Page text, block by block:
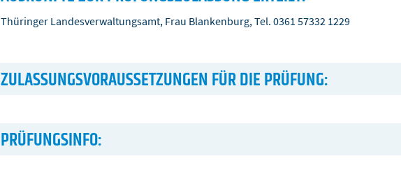
Thüringer Landesverwaltungsamt, Frau Blankenburg, Tel. 0361 57332 1229
ZULASSUNGSVORAUSSETZUNGEN FÜR DIE PRÜFUNG:
PRÜFUNGSINFO: